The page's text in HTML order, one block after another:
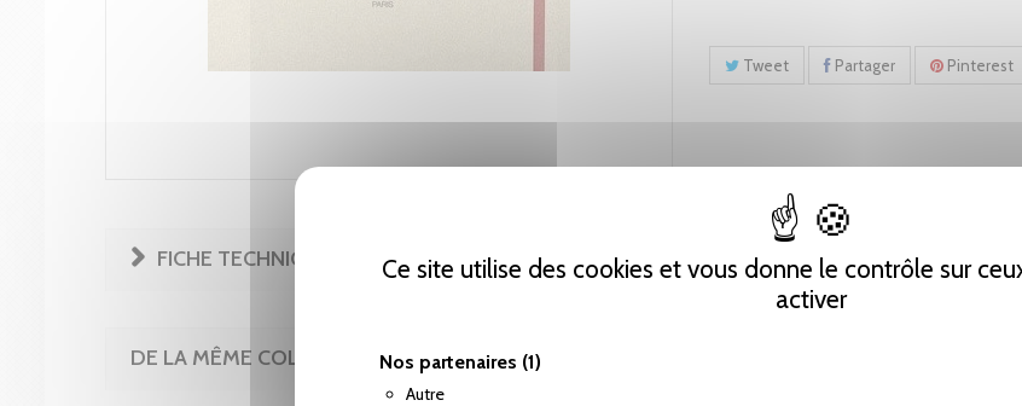
Ce site utilise des cookies et vous donne le contrôle sur
activer
Nos partenaires (1)
Autre
Tweet Partager Pinterest
FICHE TECHNIQUE
DE LA MÊME COLLECTION